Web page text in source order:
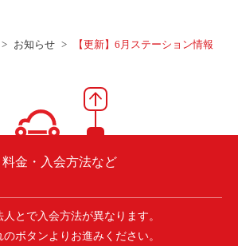
お知らせ 【更新】6月ステーション情報
料金・入会方法など
とで入会方法が異なります。
のボタンよりお進みください。